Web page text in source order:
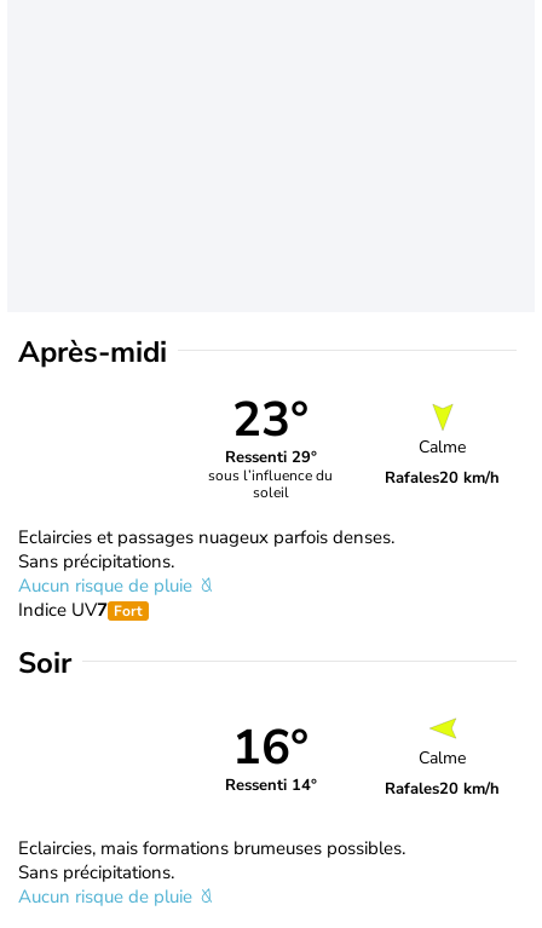
Après-midi
23°
Ressenti 29°
sous l’influence du
soleil
Calme
Rafales20 km/h
Eclaircies et passages nuageux parfois denses.
Sans précipitations.
Aucun risque de pluie
Indice UV7 Fort
Soir
16°
Ressenti 14°
Calme
Rafales20 km/h
Eclaircies, mais formations brumeuses possibles.
Sans précipitations.
Aucun risque de pluie